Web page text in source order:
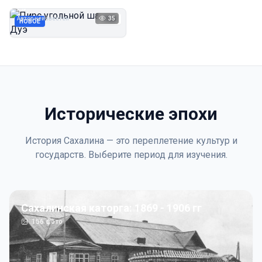
НОВОЕ 1923
Автор неизвестен 35
Исторические эпохи
История Сахалина — это переплетение культур и
государств. Выберите период для изучения.
Сахалинская каторга: 1869 - 1906 гг
156фото